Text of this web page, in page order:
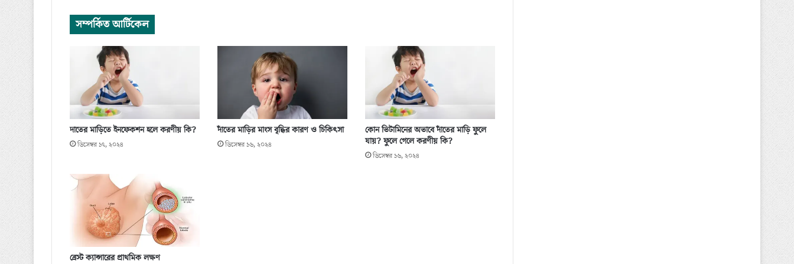
সম্পর্কিত আর্টিকেল
দাতের মাড়িতে ইনফেকশন হলে করণীয় কি?
ডিসেম্বর ১৭, ২০২৪
দাঁতের মাড়ির মাংস বৃদ্ধির কারণ ও চিকিৎসা
ডিসেম্বর ১৬, ২০২৪
কোন ভিটামিনের অভাবে দাঁতের মাড়ি ফুলে
যায়? ফুলে গেলে করণীয় কি?
ডিসেম্বর ১৬, ২০২৪
ব্রেস্ট ক্যান্সারের প্রাথমিক লক্ষণ